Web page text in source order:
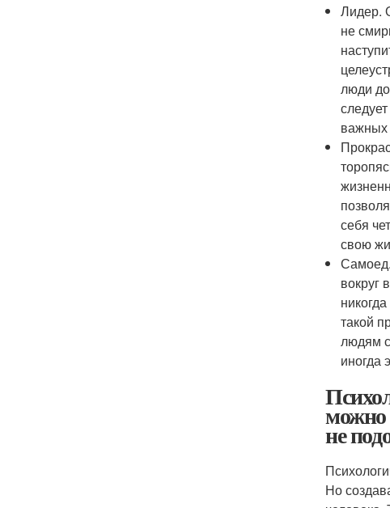
Лидер.
не
люди
себя
свою
вокруг
такой
людям
иногда
можно
не
Но